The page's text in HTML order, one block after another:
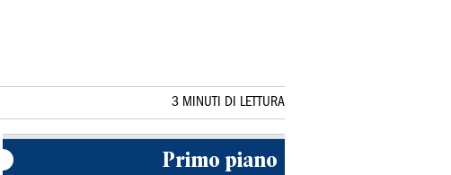
3 MINUTI DI LETTURA
Primo piano